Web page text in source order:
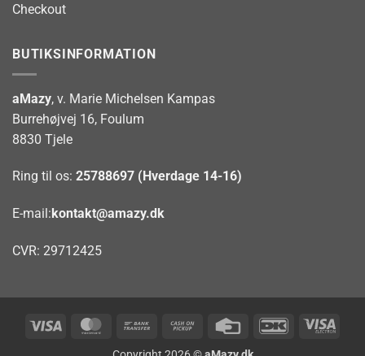
Checkout
BUTIKSINFORMATION
aMazy, v. Marie Michelsen Kampas
Burrehøjvej 16, Foulum
8830 Tjele
Ring til os: 25788697 (Hverdage 14-16)
E-mail:kontakt@amazy.dk
CVR: 29712425
Visa MasterCardBank
Cash
Credit
DanKort Visa